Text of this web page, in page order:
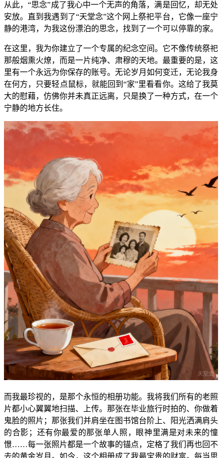
从此，“思念”成了我心中一个无声的角落，满是回忆，却无处
安放。直到我遇到了“天堂念”这个网上祭祀平台，它像一座宁
静的港湾，为我这份漂泊的思念，找到了一个可以停靠的家。
在这里，我为你建立了一个专属的纪念空间。它不像传统祭祀
那般烟熏火燎，而是一片纯净、肃穆的天地。最重要的是，这
里有一个永远为你保存的账号。无论岁月如何变迁，无论我身
在何方，只要轻点鼠标，就能回到“家”里看看你。这给了我莫
大的慰藉，仿佛你并未真正远离，只是换了一种方式，在一个
宁静的地方长住。
而我最珍视的，是那个永恒的相册功能。我将我们所有的老照
片都小心翼翼地扫描、上传。那张在毕业旅行时拍的、你做着
鬼脸的照片；那张我们并肩坐在图书馆台阶上、阳光洒满肩头
的合影；还有你最爱的那张单人照，眼神里满是对未来的憧
憬……每一张照片都是一个故事的锚点，定格了我们再也回不
去的黄金岁月。如今，这个相册成了我最宝贵的财富。每当思